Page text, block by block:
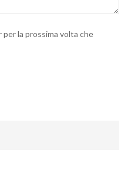
per la prossima volta che